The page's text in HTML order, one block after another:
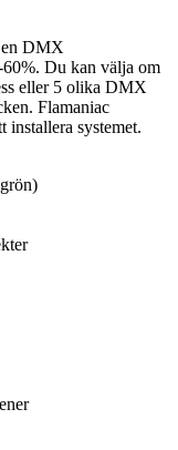
en DMX
60%. Du kan välja om
eller 5 olika DMX
Flamaniac
installera systemet.